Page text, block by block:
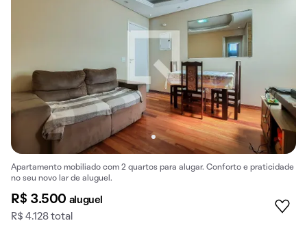
Apartamento mobiliado com 2 quartos para alugar. Conforto e praticidade
no seu novo lar de aluguel.
R$ 3.500 aluguel
R$ 4.128 total